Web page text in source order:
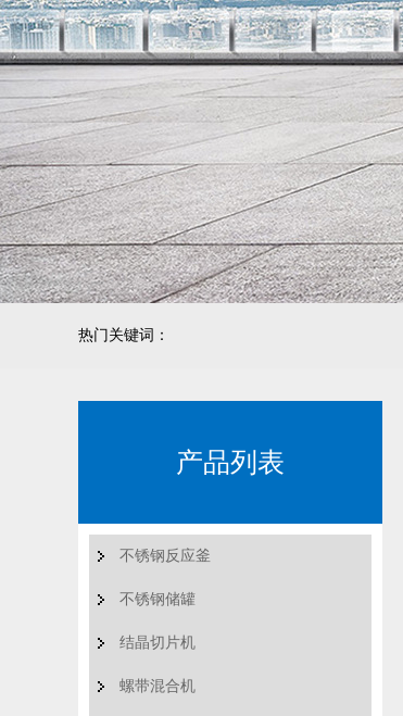
热门关键词：
产品列表
不锈钢反应釜
不锈钢储罐
结晶切片机
螺带混合机